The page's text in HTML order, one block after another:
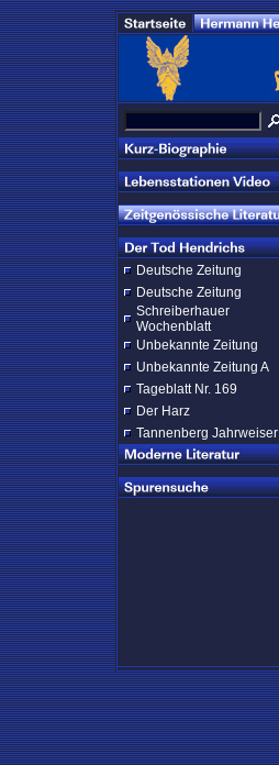
Deutsche Zeitung
Deutsche Zeitung
Schreiberhauer
Wochenblatt
Unbekannte Zeitung
Unbekannte Zeitung A
Tageblatt Nr. 169
Der Harz
Tannenberg Jahrweiser